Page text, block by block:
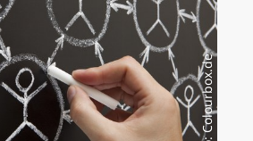
Foto: Colourbox.de